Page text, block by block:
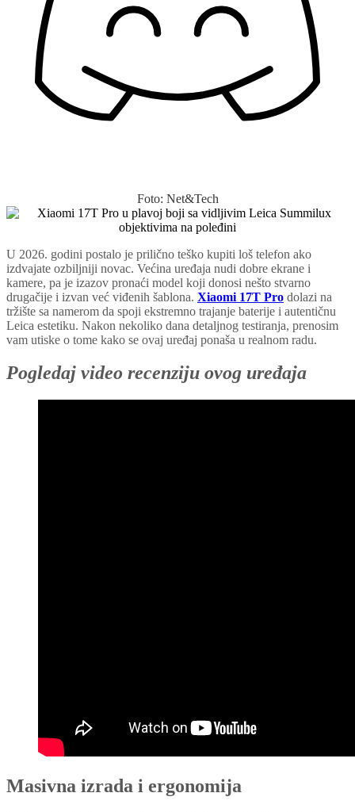
Foto: Net&Tech
U 2026. godini postalo je prilično teško kupiti loš telefon ako
izdvajate ozbiljniji novac. Većina uređaja nudi dobre ekrane i
kamere, pa je izazov pronaći model koji donosi nešto stvarno
drugačije i izvan već viđenih šablona. Xiaomi 17T Pro dolazi na
tržište sa namerom da spoji ekstremno trajanje baterije i autentičnu
Leica estetiku. Nakon nekoliko dana detaljnog testiranja, prenosim
vam utiske o tome kako se ovaj uređaj ponaša u realnom radu.
Pogledaj video recenziju ovog uređaja
Masivna izrada i ergonomija